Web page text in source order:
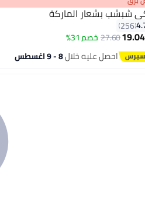
شبشب بشعار الماركة
256
19.04
27.60خصم 31%
احصل عليه خلال8 - 9 اغسطس